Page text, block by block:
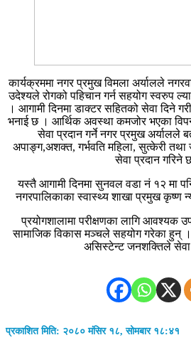
कार्यक्रममा नगर प्रमुख विमला अर्यालले
उदेश्यले रोगको पहिचान गर्न सहयोग स्वरुप
। आगामी दिनमा डाक्टर सहितको सेवा दिने
भनाई छ । आर्थिक अवस्था कमजोर भएका
सेवा प्रदान गर्ने नगर प्रमुख अर्यालले
अपाङ्ग,अशक्त, गर्भवति महिला, सुत्केरी तथा
सेवा प्रदान गरिने
यस्तै आगामी दिनमा सुनवल वडा नं १२ मा
नगरपालिकाका स्वास्थ्य शाखा प्रमुख कृष्ण
प्रयोगशालामा परीक्षणका लागि आवश्यक
सामाजिक विकास मञ्चले सहयोग गरेका हुन् ।
असिस्टेन्ट जनशक्तिले
प्रकाशित मिति: २०८० मंसिर १८, सोमबार १८:४१